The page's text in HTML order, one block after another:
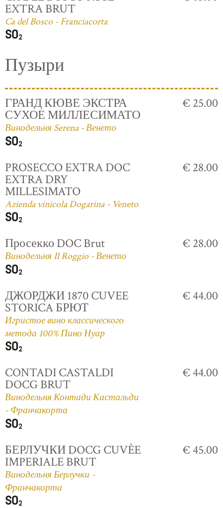
EXTRA BRUT
Ca del Bosco - Franciacorta
Пузыри
ГРАНД КЮВЕ ЭКСТРА
СУХОЕ МИЛЛЕСИМАТО
Винодельня Serena - Венето
€ 25.00
PROSECCO EXTRA DOC
EXTRA DRY
MILLESIMATO
Azienda vinicola Dogarina - Veneto
€ 28.00
Просекко DOC Brut
Винодельня Il Roggio - Венето
€ 28.00
ДЖОРДЖИ 1870 CUVEE
STORICA БРЮТ
Игристое вино классического
метода 100% Пино Нуар
€ 44.00
CONTADI CASTALDI
DOCG BRUT
Винодельня Контади Кастальди
- Франчакорта
€ 44.00
БЕРЛУЧКИ DOCG CUVÈE
IMPERIALE BRUT
Винодельня Берлучки -
Франчакорта
€ 45.00